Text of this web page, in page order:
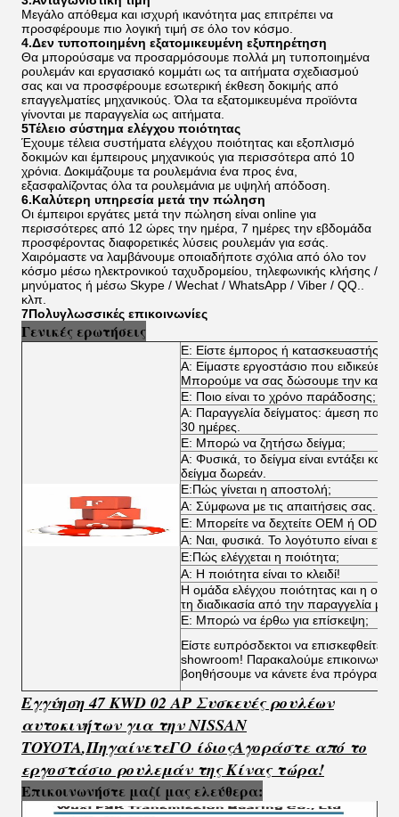
Μεγάλο απόθεμα και ισχυρή ικανότητα μας επιτρέπει να
προσφέρουμε πιο λογική τιμή σε όλο τον κόσμο.
4.Δεν τυποποιημένη εξατομικευμένη εξυπηρέτηση
Θα μπορούσαμε να προσαρμόσουμε πολλά μη τυποποιημένα
ρουλεμάν και εργασιακό κομμάτι ως τα αιτήματα σχεδιασμού
σας και να προσφέρουμε εσωτερική έκθεση δοκιμής από
επαγγελματίες μηχανικούς. Όλα τα εξατομικευμένα προϊόντα
γίνονται με παραγγελία ως αιτήματα.
5Τέλειο σύστημα ελέγχου ποιότητας
Έχουμε τέλεια συστήματα ελέγχου ποιότητας και εξοπλισμό
δοκιμών και έμπειρους μηχανικούς για περισσότερα από 10
χρόνια. Δοκιμάζουμε τα ρουλεμάνια ένα προς ένα,
εξασφαλίζοντας όλα τα ρουλεμάνια με υψηλή απόδοση.
6.Καλύτερη υπηρεσία μετά την πώληση
Οι έμπειροι εργάτες μετά την πώληση είναι online για
περισσότερες από 12 ώρες την ημέρα, 7 ημέρες την εβδομάδα
προσφέροντας διαφορετικές λύσεις ρουλεμάν για εσάς.
Χαιρόμαστε να λαμβάνουμε οποιαδήποτε σχόλια από όλο τον
κόσμο μέσω ηλεκτρονικού ταχυδρομείου, τηλεφωνικής κλήσης /
μηνύματος ή μέσω Skype / Wechat / WhatsApp / Viber / QQ..
κλπ.
7Πολυγλωσσικές επικοινωνίες
Γενικές ερωτήσεις
Ε: Είστε έμπορος ή κατασκευαστής;
Α: Είμαστε εργοστάσιο που
Μπορούμε να σας δώσουμε την
Ε: Ποιο είναι το χρόνο παράδοσης;
Α: Παραγγελία δείγματος: άμεση
30 ημέρες.
Ε: Μπορώ να ζητήσω δείγμα;
Α: Φυσικά, το δείγμα είναι εντάξει
δείγμα δωρεάν.
Ε:Πώς γίνεται η αποστολή;
Α: Σύμφωνα με τις απαιτήσεις σας.
Ε: Μπορείτε να δεχτείτε OEM ή ODM;
Α: Ναι, φυσικά. Το λογότυπο είναι
Ε:Πώς ελέγχεται η ποιότητα;
Α: Η ποιότητα είναι το κλειδί!
Η ομάδα ελέγχου ποιότητας και η
τη διαδικασία από την παραγγελία
Ε: Μπορώ να έρθω για επίσκεψη;
Είστε ευπρόσδεκτοι να επισκεφθείτε
showroom! Παρακαλούμε
βοηθήσουμε να κάνετε ένα
Εγγύηση 47 KWD 02 AP Συσκευές ρουλέων
αυτοκινήτων για την NISSAN
TOYOTA,ΠηγαίνετεΓΟ ίδιοςΑγοράστε από το
εργοστάσιο ρουλεμάν της Κίνας τώρα!
Επικοινωνήστε μαζί μας ελεύθερα: